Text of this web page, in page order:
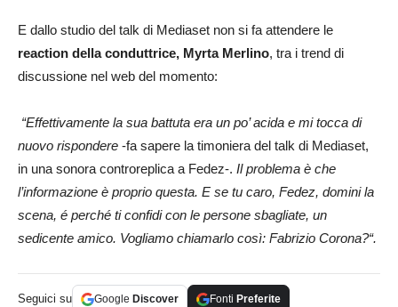
E dallo studio del talk di Mediaset non si fa attendere le
reaction della conduttrice, Myrta Merlino, tra i trend di
discussione nel web del momento:
“Effettivamente la sua battuta era un po’ acida e mi tocca di
nuovo rispondere -fa sapere la timoniera del talk di Mediaset,
in una sonora controreplica a Fedez-. Il problema è che
l’informazione è proprio questa. E se tu caro, Fedez, domini la
scena, é perché ti confidi con le persone sbagliate, un
sedicente amico. Vogliamo chiamarlo così: Fabrizio Corona?“.
Seguici su Google Discover Fonti Preferite